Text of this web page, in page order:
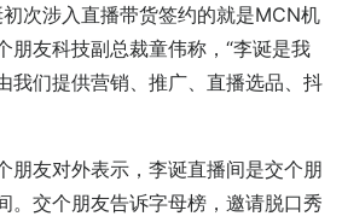
次涉入直播带货签约的就是MCN机
朋友科技副总裁童伟称，“李诞是我
我们提供营销、推广、直播选品、抖
朋友对外表示，李诞直播间是交个朋
。交个朋友告诉字母榜，邀请脱口秀